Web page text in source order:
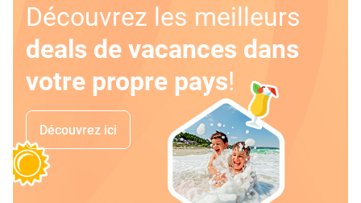
Découvrez les meilleurs
deals de vacances dans
votre propre pays!
Découvrez ici